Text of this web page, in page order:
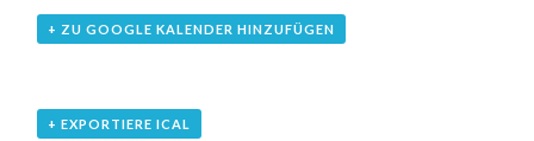
+ ZU GOOGLE KALENDER HINZUFÜGEN
+ EXPORTIERE ICAL